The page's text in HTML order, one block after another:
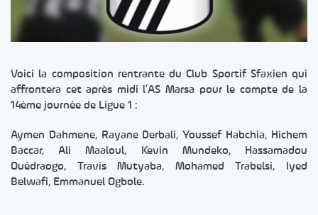
Voici la composition rentrante du Club Sportif Sfaxien qui
affrontera cet après midi l’AS Marsa pour le compte de la
14ème journée de Ligue 1 :
Aymen Dahmene, Rayane Derbali, Youssef Habchia, Hichem
Baccar, Ali Maaloul, Kevin Mundeko, Hassamadou
Ouédraogo, Travis Mutyaba, Mohamed Trabelsi, Iyed
Belwafi, Emmanuel Ogbole.